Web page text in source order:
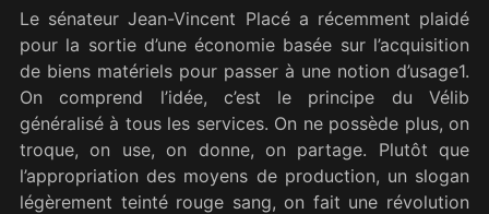
Le sénateur Jean-Vincent Placé a récemment plaidé
pour la sortie d’une économie basée sur l’acquisition
de biens matériels pour passer à une notion d’usage1.
On comprend l’idée, c’est le principe du Vélib
généralisé à tous les services. On ne possède plus, on
troque, on use, on donne, on partage. Plutôt que
l’appropriation des moyens de production, un slogan
légèrement teinté rouge sang, on fait une révolution